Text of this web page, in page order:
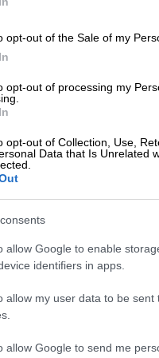
opt-out of the Sale of my
opt-out of processing my
opt-out of Collection, Use,
Data that Is Unrelated
allow Google to enable
identifiers in apps.
allow my user data to be
allow Google to send me
Προσπάθησε
στον 20χρονο
βοηθήσω»
Ελλάδα|